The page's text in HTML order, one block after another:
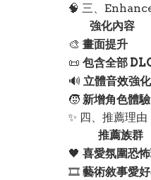
🧠 三、
強化內容
🎨 畫面提升
📜 包含全部
🔊 立體音效強化
🧒 新增角色體驗
✨ 四、推薦理由
推薦族群
🖤 喜愛氛圍恐
🎞️ 藝術敘事愛